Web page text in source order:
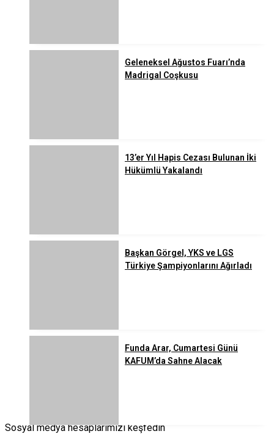
Geleneksel Ağustos Fuarı’nda
Madrigal Coşkusu
13’er Yıl Hapis Cezası Bulunan İki
Hükümlü Yakalandı
Başkan Görgel, YKS ve LGS
Türkiye Şampiyonlarını Ağırladı
Funda Arar, Cumartesi Günü
KAFUM’da Sahne Alacak
Sosyal medya hesaplarımızı keşfedin